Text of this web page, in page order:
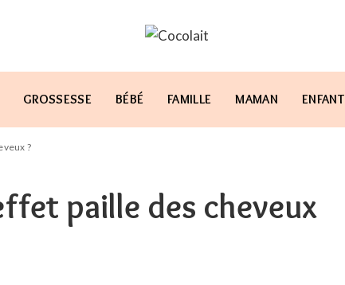
GROSSESSE BÉBÉ FAMILLE MAMAN ENFANT
?
paille des cheveux